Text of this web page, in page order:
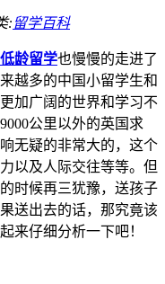
: 留学百科
低龄留学也慢慢的走进了
越多的中国小留学生和
加广阔的世界和学习不
公里以外的英国求
无疑的非常大的，这个
以及人际交往等等。但
时候再三犹豫，送孩子
送出去的话，那究竟该
来仔细分析一下吧！